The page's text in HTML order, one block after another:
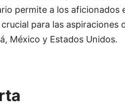
permite a los aficionados
para las aspiraciones
México y Estados Unidos.